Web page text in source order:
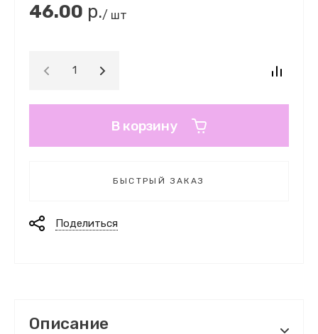
46.00 р./ шт
В корзину
БЫСТРЫЙ ЗАКАЗ
Поделиться
Описание